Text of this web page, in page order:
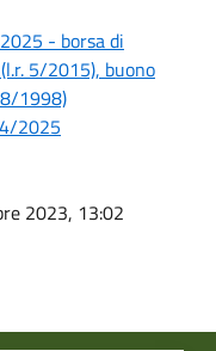
- borsa di
5/2015), buono
1998)
2025
2023, 13:02